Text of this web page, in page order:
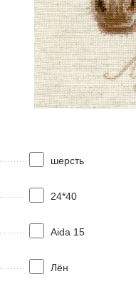
шерсть
24*40
Aida 15
Лён